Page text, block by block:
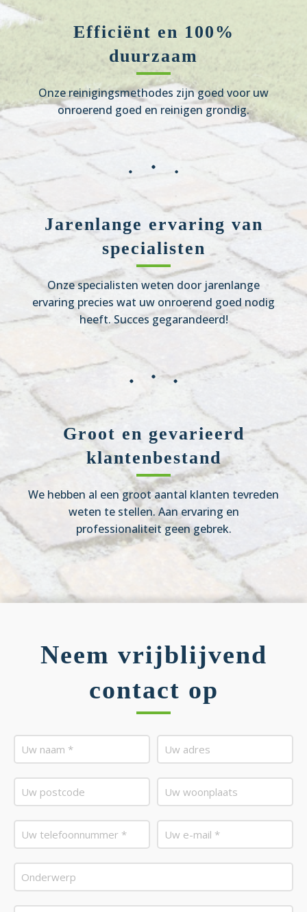
Efficiënt en 100%
duurzaam
Onze reinigingsmethodes zijn goed voor uw
onroerend goed en reinigen grondig.
Jarenlange ervaring van
specialisten
Onze specialisten weten door jarenlange
ervaring precies wat uw onroerend goed nodig
heeft. Succes gegarandeerd!
Groot en gevarieerd
klantenbestand
We hebben al een groot aantal klanten tevreden
weten te stellen. Aan ervaring en
professionaliteit geen gebrek.
Neem vrijblijvend
contact op